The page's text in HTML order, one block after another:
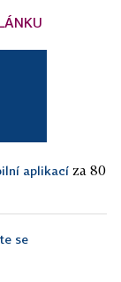
aplikací za 80
se